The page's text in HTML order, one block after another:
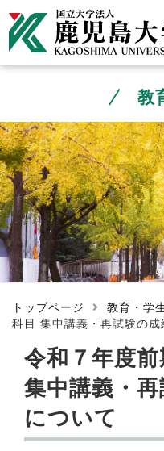
教
トップページ 教育・学
科目 集中講義・再試験の成
令和７年度前
集中講義・
について